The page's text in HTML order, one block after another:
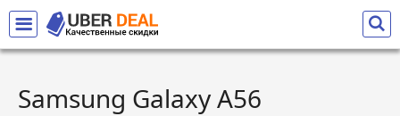
Samsung Galaxy A56